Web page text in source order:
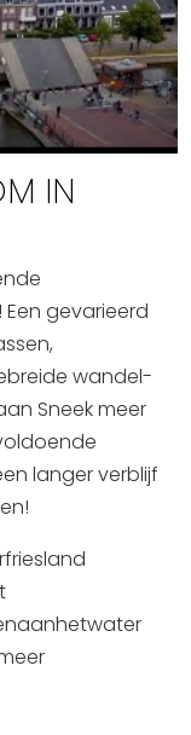
IN
gevarieerd
wandel-
Sneek meer
langer verblijf